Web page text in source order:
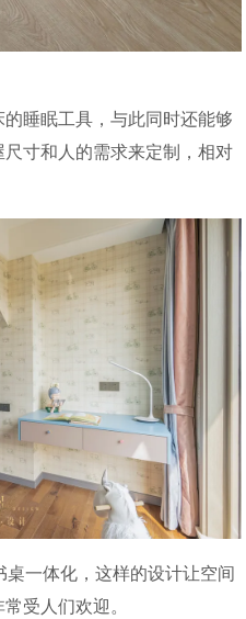
睡眠工具，与此同时还能够
寸和人的需求来定制，相对
一体化，这样的设计让空间
受人们欢迎。